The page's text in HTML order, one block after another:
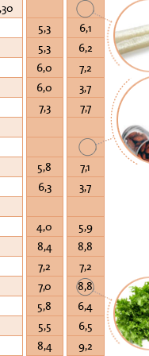
5,3 6,1
5,3 6,2
6,0 7,2
6,0 3,7
7,3 7,7
5,8 7,1
6,3 3,7
4,0 5,9
8,4 8,8
7,2 7,2
7,0 8,8
5,8 6,4
5,5 6,5
8,4 9,2